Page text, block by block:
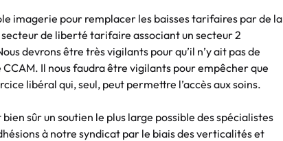
imagerie pour remplacer les baisses tarifaires par de la
de liberté tarifaire associant un secteur 2
devrons être très vigilants pour qu’il n’y ait pas de
Il nous faudra être vigilants pour empêcher que
libéral qui, seul, peut permettre l’accès aux soins.
sûr un soutien le plus large possible des spécialistes
à notre syndicat par le biais des verticalités et